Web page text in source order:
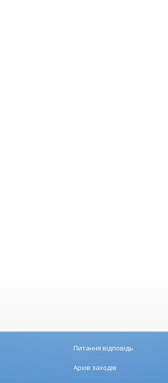
Питання відповідь
Архів заходів